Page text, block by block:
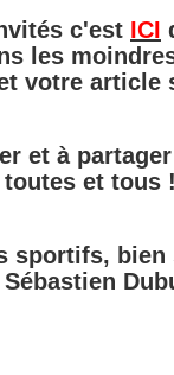
c'est ICI
les
votre article
et à
toutes et tous
sportifs,